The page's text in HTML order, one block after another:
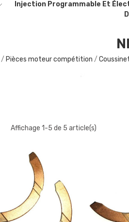
Injection Programmable Et
Pièces moteur compétition
Affichage 1-5 de 5 article(s)